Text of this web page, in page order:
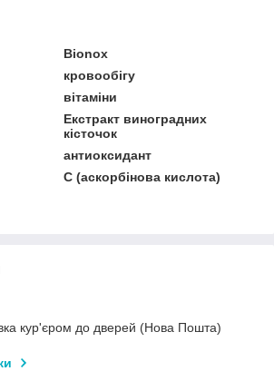
Bionox
кровообігу
вітаміни
Екстракт виноградних
кісточок
антиоксидант
С (аскорбінова кислота)
кур'єром до дверей (Нова Пошта)